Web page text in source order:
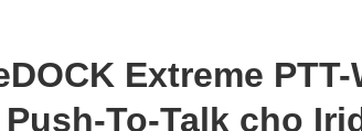
Extreme
To-Talk cho